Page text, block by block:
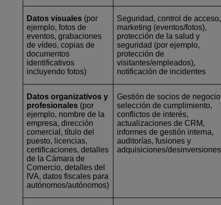
Datos visuales (por
ejemplo, fotos de
eventos, grabaciones
de vídeo, copias de
documentos
identificativos
incluyendo fotos)
Seguridad, control de acceso,
marketing (eventos/fotos),
protección de la salud y
seguridad (por ejemplo,
protección de
visitantes/empleados),
notificación de incidentes
Datos organizativos y
profesionales (por
ejemplo, nombre de la
empresa, dirección
comercial, título del
puesto, licencias,
certificaciones, detalles
de la Cámara de
Comercio, detalles del
IVA, datos fiscales para
autónomos/autónomos)
Gestión de socios de
selección de cumplimiento,
conflictos de interés,
actualizaciones de CRM,
informes de gestión interna,
auditorías, fusiones y
adquisiciones/